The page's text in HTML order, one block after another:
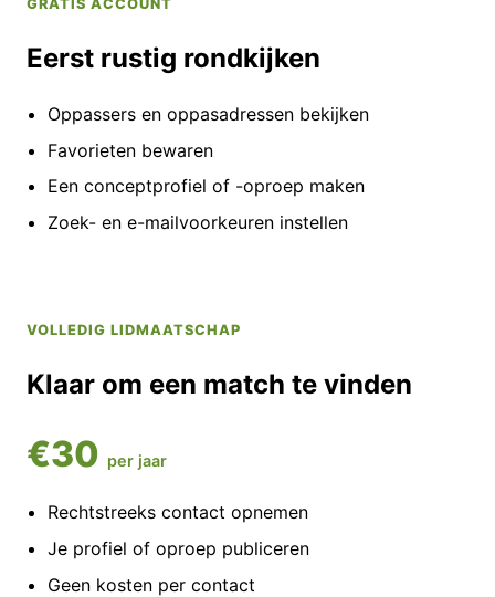
GRATIS ACCOUNT
Eerst rustig rondkijken
Oppassers en oppasadressen bekijken
Favorieten bewaren
Een conceptprofiel of -oproep maken
Zoek- en e-mailvoorkeuren instellen
VOLLEDIG LIDMAATSCHAP
Klaar om een match te vinden
€30 per jaar
Rechtstreeks contact opnemen
Je profiel of oproep publiceren
Geen kosten per contact